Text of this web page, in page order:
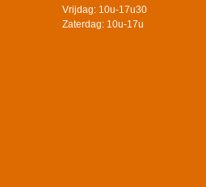
Vrijdag: 10u-17u30
Zaterdag: 10u-17u